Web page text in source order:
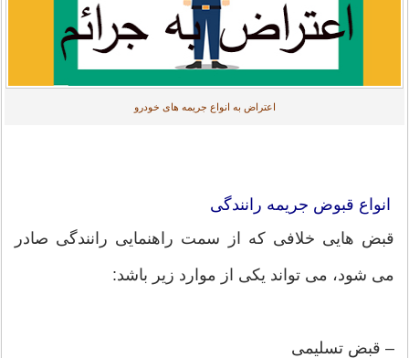
اعتراض به انواع جریمه های خودرو
انواع قبوض جریمه رانندگی
قبض هایی خلافی که از سمت راهنمایی رانندگی صادر
می شود، می تواند یکی از موارد زیر باشد:
– قبض تسلیمی